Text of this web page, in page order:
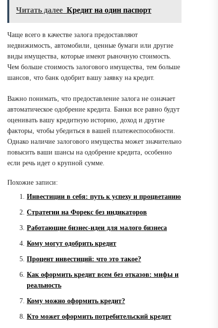
Читать далее Кредит на один паспорт
Чаще всего в качестве залога предоставляют
недвижимость‚ автомобили‚ ценные бумаги или другие
виды имущества‚ которые имеют рыночную стоимость.
Чем больше стоимость залогового имущества‚ тем больше
шансов‚ что банк одобрит вашу заявку на кредит.
Важно понимать‚ что предоставление залога не означает
автоматическое одобрение кредита. Банки все равно будут
оценивать вашу кредитную историю‚ доход и другие
факторы‚ чтобы убедиться в вашей платежеспособности.
Однако наличие залогового имущества может значительно
повысить ваши шансы на одобрение кредита‚ особенно
если речь идет о крупной сумме.
Похожие записи:
Инвестиции в себя: путь к успеху и процветанию
Стратегии на Форекс без индикаторов
Работающие бизнес-идеи для малого бизнеса
Кому могут одобрить кредит
Процент инвестиций: что это такое?
Как оформить кредит всем без отказов: мифы и
реальность
Кому можно оформить кредит?
Кто может оформить потребительский кредит